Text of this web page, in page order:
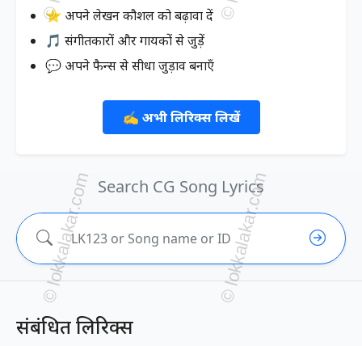
⭐ अपने लेखन कौशल को बढ़ावा दें
🎵 संगीतकारों और गायकों से जुड़ें
💬 अपने फैन्स से सीधा जुड़ाव बनाएँ
✍️ अभी लिरिक्स लिखें
Search CG Song Lyrics
संबंधित लिरिक्स